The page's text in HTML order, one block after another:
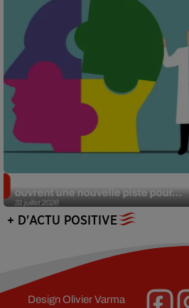
31 juillet 2026
ouvrent une nouvelle piste pour...
+ D'ACTU POSITIVE
DesignOlivier Varma